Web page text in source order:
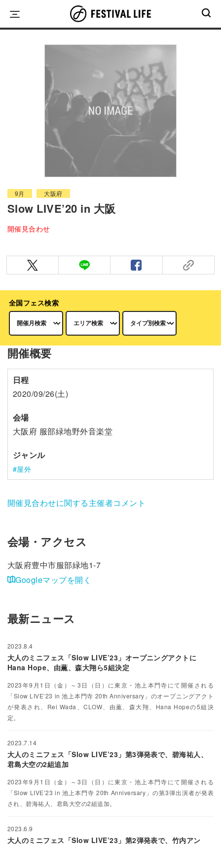
content
9月 大阪府
Slow LIVE’20 in 大阪
開催見合わせ
全国フェス検索
開催概要
日程
2020/09/26(土)
会場
大阪府 服部緑地野外音楽堂
ジャンル
屋外
開催見合わせに関する主催者コメント
会場・アクセス
大阪府豊中市服部緑地1-7
Googleマップを開く
最新ニュース
2023.8.4
大人のミニフェス「Slow LIVE’23」オープニングアクトに
Hana Hope、由薫、森大翔ら5組決定
2023年9月1日（金）～3日（日）に東京・池上本門寺にて開催される
「Slow LIVE’23 in 池上本門寺 20th Anniversary」のオープニングアクト
が発表され、Rei Wada、CLOW、由薫、森大翔、Hana Hopeの5組決
定。
2023.7.14
大人のミニフェス「Slow LIVE’23」第3弾発表で、碧海祐人、
君島大空の2組追加
2023年9月1日（金）～3日（日）に東京・池上本門寺にて開催される
「Slow LIVE’23 in 池上本門寺 20th Anniversary」の第3弾出演者が発表
され、碧海祐人、君島大空の2組追加。
2023.6.9
大人のミニフェス「Slow LIVE’23」第2弾発表で、竹内アン